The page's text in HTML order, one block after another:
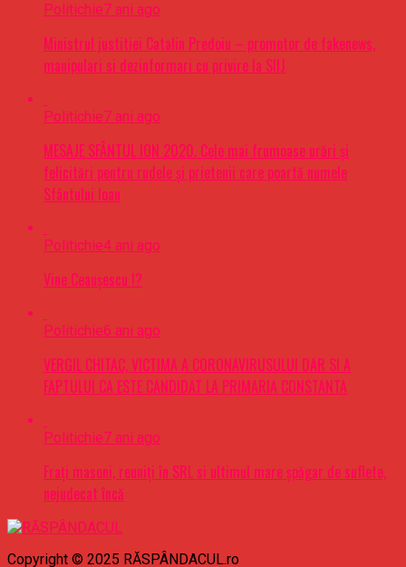
Politichie7 ani ago
Ministrul justitiei Catalin Predoiu – promotor de fakenews,
manipulari si dezinformari cu privire la SIIJ
Politichie7 ani ago
MESAJE SFÂNTUL ION 2020. Cele mai frumoase urări şi
felicitări pentru rudele şi prietenii care poartă numele
Sfântului Ioan
Politichie4 ani ago
Vine Ceaușescu !?
Politichie6 ani ago
VERGIL CHITAC, VICTIMA A CORONAVIRUSULUI DAR SI A
FAPTULUI CA ESTE CANDIDAT LA PRIMARIA CONSTANTA
Politichie7 ani ago
Frați masoni, reuniți în SRL si ultimul mare șpăgar de suflete,
nejudecat încă
Copyright © 2025 RĂSPÂNDACUL.ro